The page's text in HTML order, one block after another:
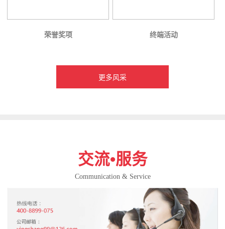
荣誉奖项 终端活动
更多风采
交流•服务
Communication & Service